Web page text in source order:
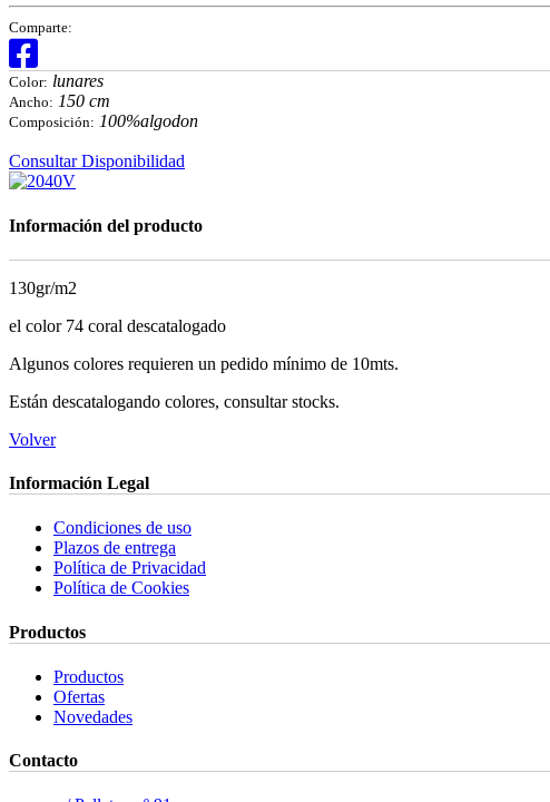
Comparte:
Color: lunares
Ancho: 150 cm
Composición: 100%algodon
Consultar Disponibilidad
Información del producto
130gr/m2
el color 74 coral descatalogado
Algunos colores requieren un pedido mínimo de 10mts.
Están descatalogando colores, consultar stocks.
Volver
Información Legal
Condiciones de uso
Plazos de entrega
Política de Privacidad
Política de Cookies
Productos
Productos
Ofertas
Novedades
Contacto